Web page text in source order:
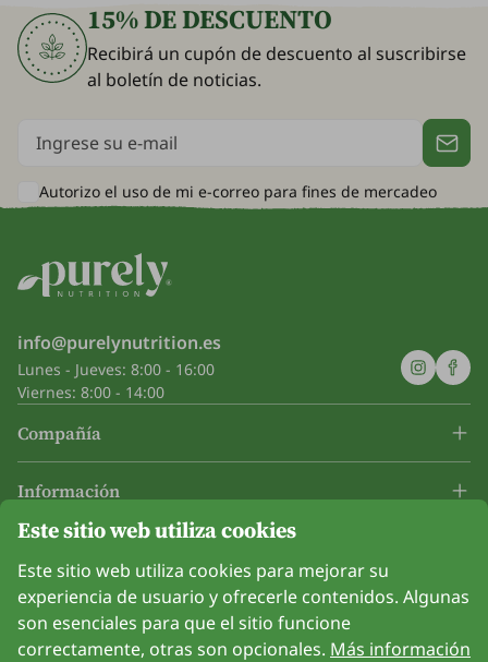
Este sitio web utiliza cookies
Este sitio web utiliza cookies para mejorar su
experiencia de usuario y ofrecerle contenidos. Algunas
son esenciales para que el sitio funcione
correctamente, otras son opcionales. Más información
15% DE DESCUENTO
Recibirá un cupón de descuento al suscribirse
al boletín de noticias.
Autorizo el uso de mi e-correo para fines de mercadeo
info@purelynutrition.es
Lunes - Jueves: 8:00 - 16:00
Viernes: 8:00 - 14:00
Compañía
Información
Opción de pago con tarjeta. Protección de datos personales garantizada